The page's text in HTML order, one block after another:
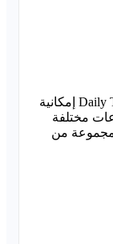
يتيح لنا تطبيق Daily Themed Crossword Puzzles إمكانية
مختلفة
مجموعة من